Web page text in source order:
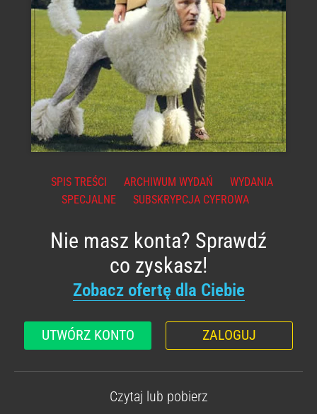
SPIS TREŚCI ARCHIWUM WYDAŃ
WYDANIA
SPECJALNE
SUBSKRYPCJA CYFROWA
Nie masz konta? Sprawdź
co zyskasz!
Zobacz ofertę dla Ciebie
UTWÓRZ KONTO ZALOGUJ
Czytaj lub pobierz